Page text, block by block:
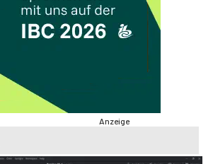
Anzeige